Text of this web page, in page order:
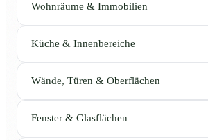
Wohnräume & Immobilien
Küche & Innenbereiche
Wände, Türen & Oberflächen
Fenster & Glasflächen